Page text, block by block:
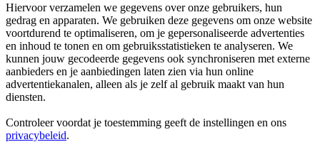
Hiervoor verzamelen we gegevens over onze gebruikers, hun
gedrag en apparaten. We gebruiken deze gegevens om onze website
voortdurend te optimaliseren, om je gepersonaliseerde advertenties
en inhoud te tonen en om gebruiksstatistieken te analyseren. We
kunnen jouw gecodeerde gegevens ook synchroniseren met externe
aanbieders en je aanbiedingen laten zien via hun online
advertentiekanalen, alleen als je zelf al gebruik maakt van hun
diensten.
Controleer voordat je toestemming geeft de instellingen en ons
privacybeleid.